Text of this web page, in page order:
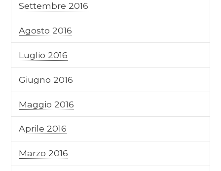
Settembre 2016
Agosto 2016
Luglio 2016
Giugno 2016
Maggio 2016
Aprile 2016
Marzo 2016